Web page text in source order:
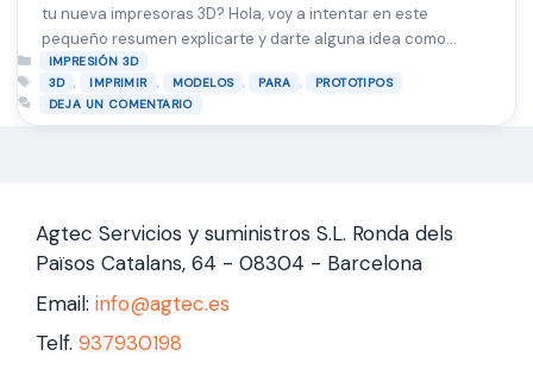
tu nueva impresoras 3D? Hola, voy a intentar en este
pequeño resumen explicarte y darte alguna idea como
empezar a bajar modelos de impresión 3d o prototipos ya
hechos por usurarios para que los puedas reproducir en tu
maquina. Existen varias webs en las que …
Categorías
IMPRESIÓN 3D
Etiquetas
3D , IMPRIMIR , MODELOS , PARA ,
PROTOTIPOS
DEJA UN COMENTARIO
Agtec Servicios y suministros S.L. Ronda dels
Països Catalans, 64 - 08304 - Barcelona
Email: info@agtec.es
Telf. 937930198